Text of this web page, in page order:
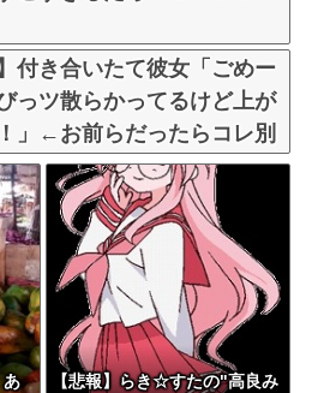
付き合いたて彼女「ごめー
っツ散らかってるけど上が
」←お前らだったらコレ別
？？？？
あ
【悲報】らき☆すたの"高良み